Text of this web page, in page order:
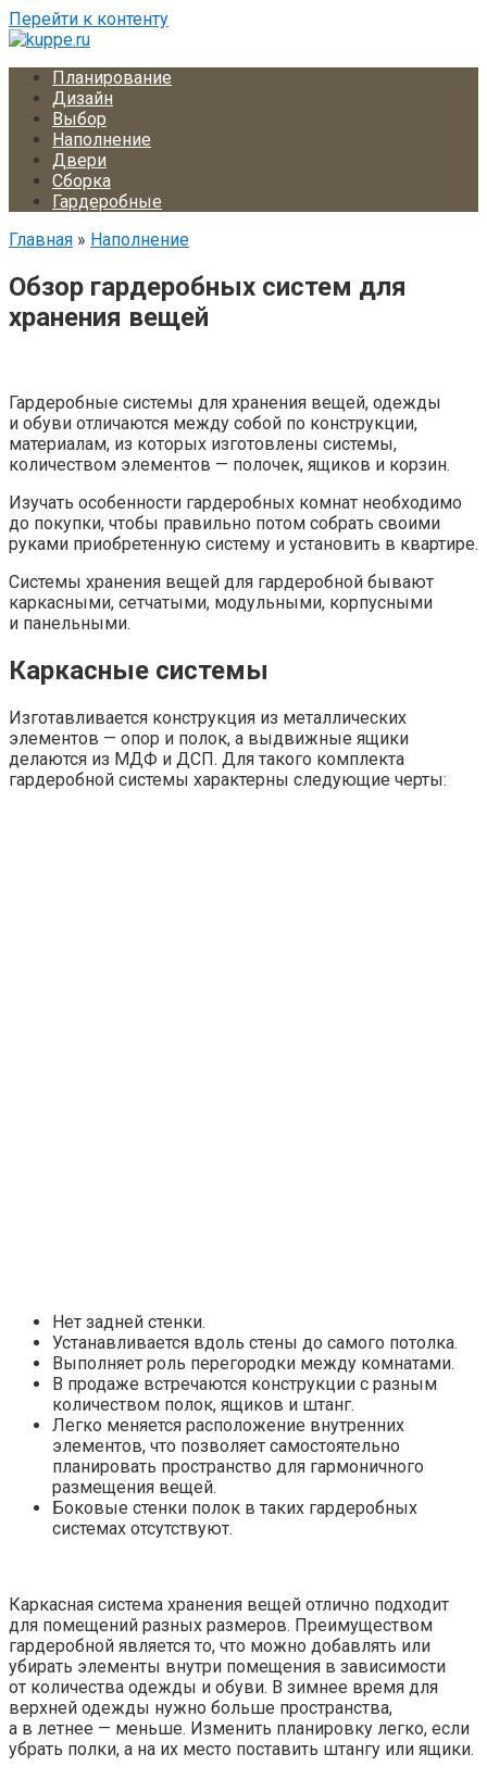
Перейти к контенту
Планирование
Дизайн
Выбор
Наполнение
Двери
Сборка
Гардеробные
Главная » Наполнение
Обзор гардеробных систем для
хранения вещей
Гардеробные системы для хранения вещей, одежды
и обуви отличаются между собой по конструкции,
материалам, из которых изготовлены системы,
количеством элементов — полочек, ящиков и корзин.
Изучать особенности гардеробных комнат необходимо
до покупки, чтобы правильно потом собрать своими
руками приобретенную систему и установить в квартире.
Системы хранения вещей для гардеробной бывают
каркасными, сетчатыми, модульными, корпусными
и панельными.
Каркасные системы
Изготавливается конструкция из металлических
элементов — опор и полок, а выдвижные ящики
делаются из МДФ и ДСП. Для такого комплекта
гардеробной системы характерны следующие черты:
Нет задней стенки.
Устанавливается вдоль стены до самого потолка.
Выполняет роль перегородки между комнатами.
В продаже встречаются конструкции с разным
количеством полок, ящиков и штанг.
Легко меняется расположение внутренних
элементов, что позволяет самостоятельно
планировать пространство для гармоничного
размещения вещей.
Боковые стенки полок в таких гардеробных
системах отсутствуют.
Каркасная система хранения вещей отлично подходит
для помещений разных размеров. Преимуществом
гардеробной является то, что можно добавлять или
убирать элементы внутри помещения в зависимости
от количества одежды и обуви. В зимнее время для
верхней одежды нужно больше пространства,
а в летнее — меньше. Изменить планировку легко, если
убрать полки, а на их место поставить штангу или ящики.